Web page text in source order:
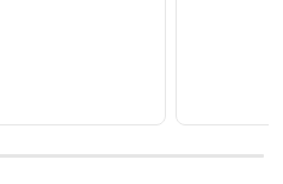
6 7 8 9 10